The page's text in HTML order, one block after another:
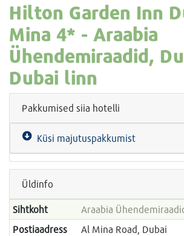
Hilton Garden Inn
Mina 4* - Araabia
Ühendemiraadid,
Dubai linn
Pakkumised siia hotelli
Küsi majutuspakkumist
Üldinfo
Sihtkoht
Araabia
Postiaadress
Al Mina Road, Dubai